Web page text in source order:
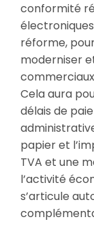
conformité
réforme,
moderniser
Cela aura
délais de
papier et
TVA et une
l’activité
s’articule